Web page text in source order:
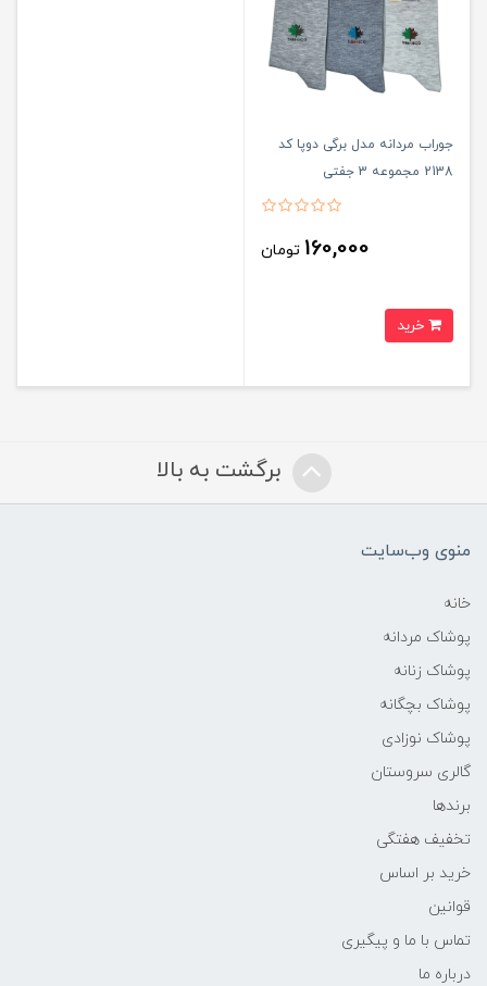
جوراب مردانه مدل برگی دوپا کد
2138 مجموعه 3 جفتی
160,000 تومان
برگشت به بالا
منوی وب‌سایت
خانه
پوشاک مردانه
پوشاک زنانه
پوشاک بچگانه
پوشاک نوزادی
گالری سروستان
برندها
تخفیف هفتگی
خرید بر اساس
قوانین
تماس با ما و پیگیری
درباره ما